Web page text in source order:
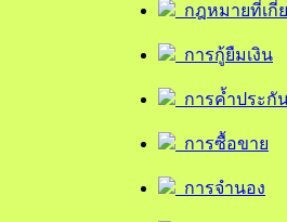
กฎหมายที่เกี่
การกู้ยืมเงิน
การค้ำประกั
การซื้อขาย
การจำนอง